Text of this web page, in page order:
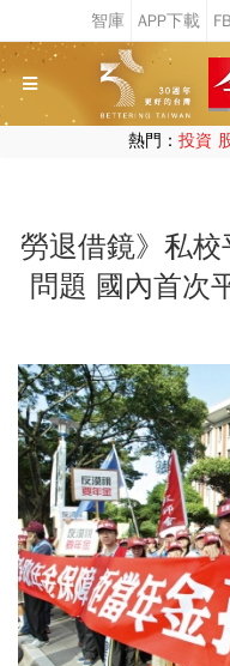
熱門： 投資
勞退借鏡》私
問題 國內首次